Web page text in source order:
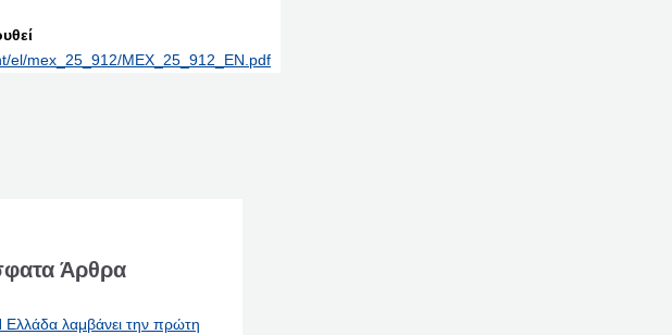
el/mex_25_912/MEX_25_912_EN.pdf
Άρθρα
Ελλάδα λαμβάνει την πρώτη